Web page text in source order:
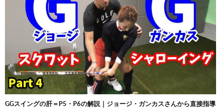
GGスイングの肝＝P5・P6の解説｜ジョージ・ガンカスさんから直接指導